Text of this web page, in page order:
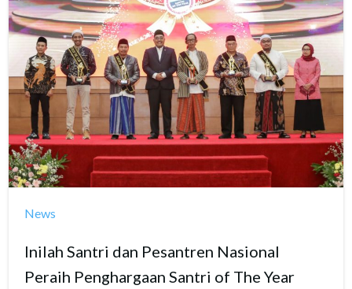
News
Inilah Santri dan Pesantren Nasional
Peraih Penghargaan Santri of The Year